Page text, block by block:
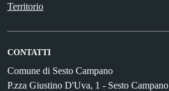
Territorio
CONTATTI
Comune di Sesto Campano
P.zza Giustino D'Uva, 1 - Sesto Campano